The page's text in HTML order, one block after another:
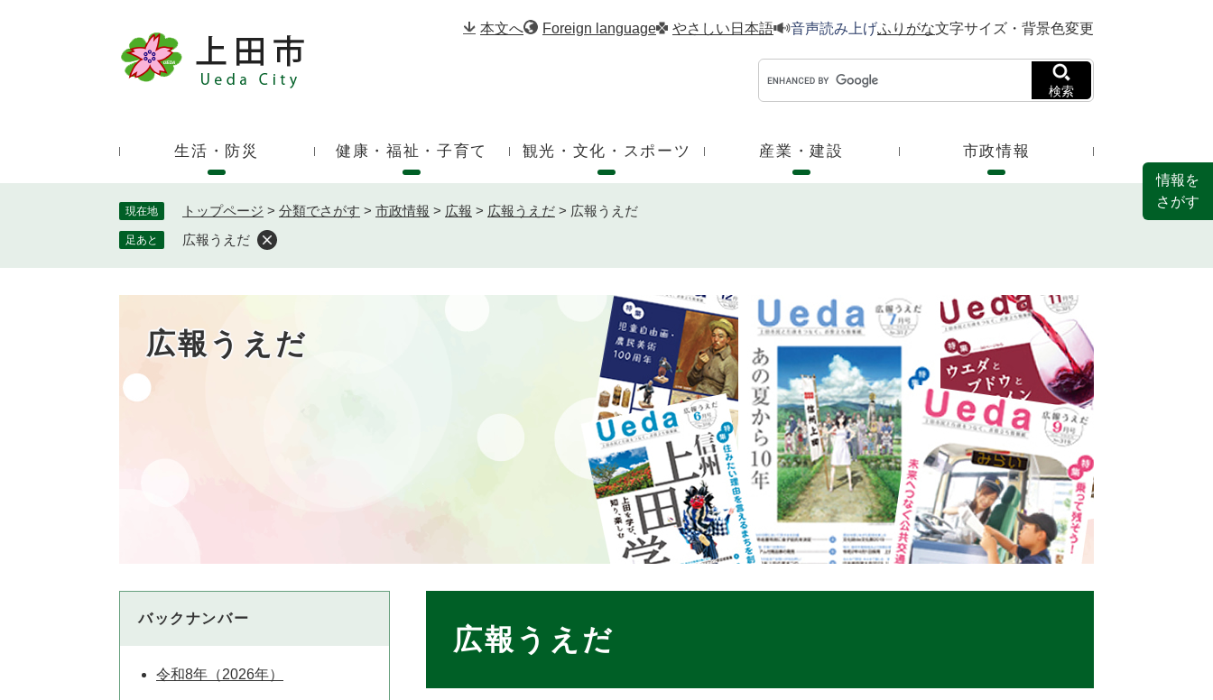
。
本文へ Foreign language やさしい日本語 音声読み上げふりがな文字サイズ・背景色変更
ド
検索
生活・防災 健康・福祉・子育て 観光・文化・スポーツ 産業・建設 市政情報
現在地 トップページ > 分類でさがす > 市政情報 > 広報 > 広報うえだ > 広報うえだ
足あと 広報うえだ
広報うえだ
広報うえだ
バックナンバー
令和8年（2026年）
情報を
さがす